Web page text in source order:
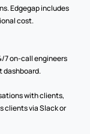
Edgegap includes
cost.
7 on-call engineers
dashboard.
with clients,
clients via Slack or